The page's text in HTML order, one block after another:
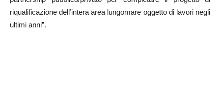
riqualificazione dell’intera area lungomare oggetto di lavori negli
ultimi anni”.